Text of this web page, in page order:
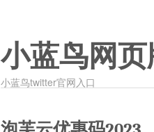
小蓝鸟网页
小蓝鸟twitter官网入口